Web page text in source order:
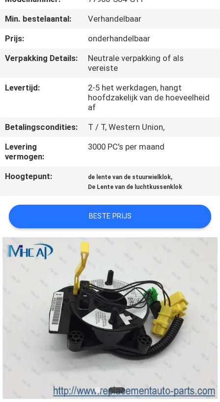
NEEM
CONTACT
OP
VERZOEK
EEN
SITEMAP
PRIVACY
POLICY
Min. bestelaantal:
Verhandelbaar
Prijs:
onderhandelbaar
Verpakking Details:
Neutrale verpakking of als
vereiste
Levertijd:
2-5 het werkdagen, hangt
hoofdzakelijk van de hoeveelheid
af
Betalingscondities:
T / T, Western Union,
Levering
vermogen:
3000 PC's per maand
Hoogtepunt: de lente van de stuurwielklok,
De Lente van de luchtkussenklok
BESTE PRIJS